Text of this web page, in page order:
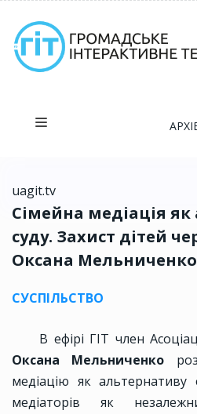
uagit.tv
Сімейна медіація
суду. Захист дітей
Оксана Мельниченко
СУСПІЛЬСТВО
В ефірі ГІТ член
Оксана Мельниченко
медіацію як
медіаторів як